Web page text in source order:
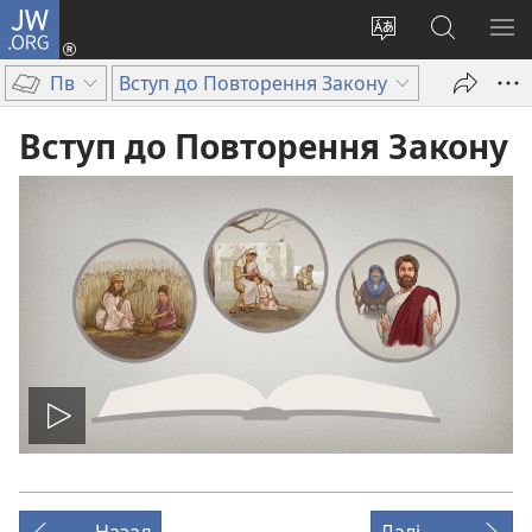
JW.ORG
Змінити
мову
сайту
Увійти
(відкривається
у
новому
вікні)
Пошук
на
сайті
Пв Вступ до Повторення Закону
Вступ до Повторення Закону
Відтворити
відео